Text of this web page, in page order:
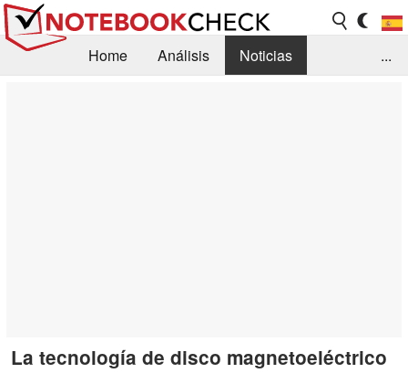
Home Análisis
Noticias
...
La tecnología de disco magnetoeléctrico